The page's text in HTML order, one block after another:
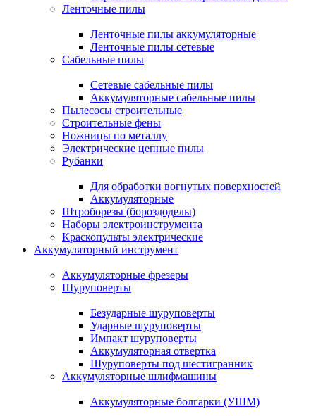
Ленточные пилы
Ленточные пилы аккумуляторные
Ленточные пилы сетевые
Сабельные пилы
Сетевые сабельные пилы
Аккумуляторные сабельные пилы
Пылесосы строительные
Строительные фены
Ножницы по металлу
Электрические цепные пилы
Рубанки
Для обработки вогнутых поверхностей
Аккумуляторные
Штроборезы (бороздоделы)
Наборы электроинструмента
Краскопульты электрические
Аккумуляторный инструмент
Аккумуляторные фрезеры
Шуруповерты
Безударные шуруповерты
Ударные шуруповерты
Импакт шуруповерты
Аккумуляторная отвертка
Шуруповерты под шестигранник
Аккумуляторные шлифмашины
Аккумуляторные болгарки (УШМ)